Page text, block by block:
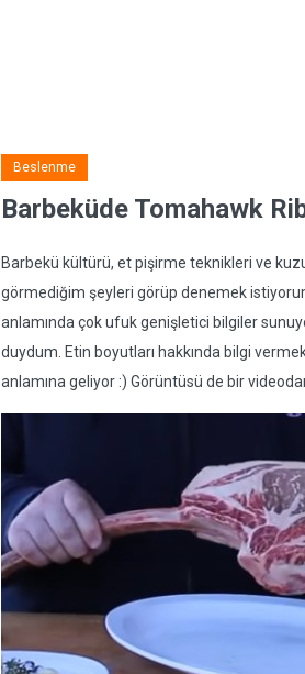
Beslenme
Barbeküde Tomahawk
Barbekü kültürü, et pişirme teknikleri ve
görmediğim şeyleri görüp denemek
anlamında çok ufuk genişletici bilgiler
duydum. Etin boyutları hakkında bilgi
anlamına geliyor :) Görüntüsü de bir